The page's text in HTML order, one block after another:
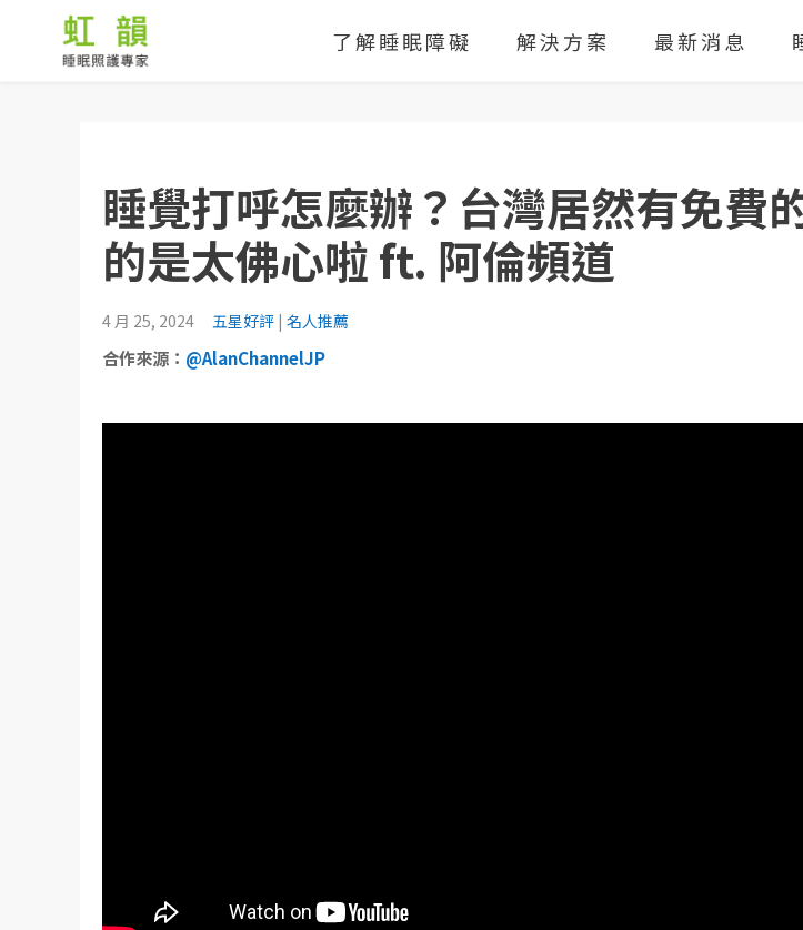
了解睡眠障礙 解決⽅案 最新消息
睡覺打呼怎麼辦？台灣居然有免費
的是太佛心啦 ft. 阿倫頻道
4 月 25, 2024 五星好評 | 名⼈推薦
合作來源： @AlanChannelJP